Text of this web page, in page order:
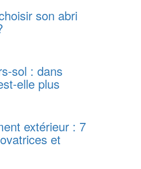
son abri
sol : dans
elle plus
extérieur : 7
et